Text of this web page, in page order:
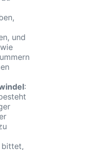
und
:
bittet,